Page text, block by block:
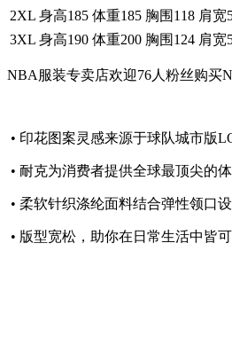
2XL 身高185 体重185 胸围118 肩宽
3XL 身高190 体重200 胸围124 肩宽
NBA服装专卖店欢迎76人粉丝购买
• 印花图案灵感来源于球队城市版
• 耐克为消费者提供全球最顶尖的
• 柔软针织涤纶面料结合弹性领口
• 版型宽松，助你在日常生活中皆